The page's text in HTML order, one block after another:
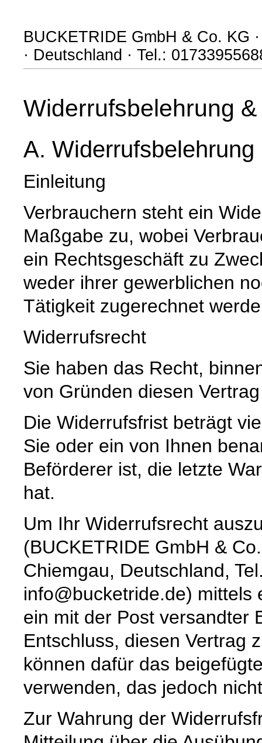
BUCKETRIDE GmbH & Co. KG
· Deutschland · Tel.:
Widerrufsbelehrung
A. Widerrufsbelehrung
Einleitung
Verbrauchern steht ein
Maßgabe zu, wobei
ein Rechtsgeschäft zu
weder ihrer gewerblichen
Tätigkeit zugerechnet
Widerrufsrecht
Sie haben das Recht,
von Gründen diesen
Die Widerrufsfrist beträgt
Sie oder ein von Ihnen
Beförderer ist, die letzte
hat.
Um Ihr Widerrufsrecht
(BUCKETRIDE GmbH &
Chiemgau, Deutschland,
info@bucketride.de)
ein mit der Post versandter
Entschluss, diesen Vertrag
können dafür das
verwenden, das jedoch
Zur Wahrung der